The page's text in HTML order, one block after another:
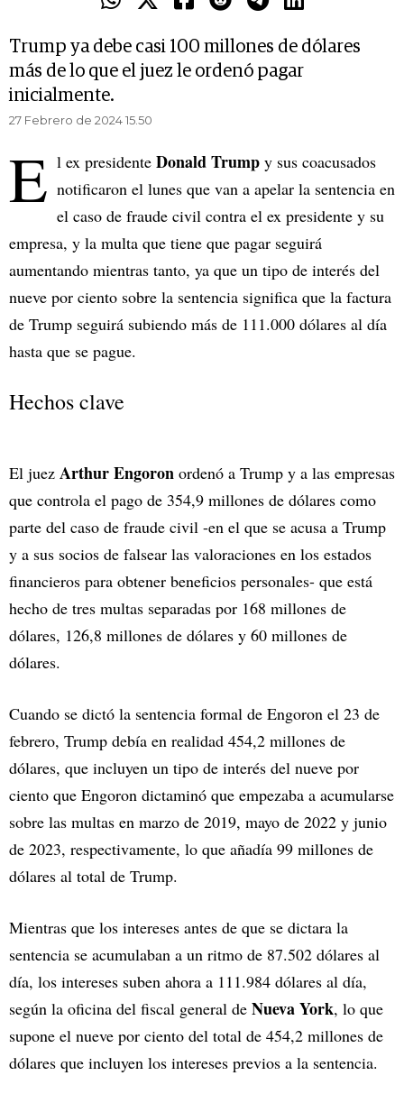
Trump ya debe casi 100 millones de dólares
más de lo que el juez le ordenó pagar
inicialmente.
27 Febrero de 2024 15.50
E l ex presidente Donald Trump y sus coacusados
notificaron el lunes que van a apelar la sentencia en
el caso de fraude civil contra el ex presidente y su
empresa, y la multa que tiene que pagar seguirá
aumentando mientras tanto, ya que un tipo de interés del
nueve por ciento sobre la sentencia significa que la factura
de Trump seguirá subiendo más de 111.000 dólares al día
hasta que se pague.
Hechos clave
El juez Arthur Engoron ordenó a Trump y a las empresas
que controla el pago de 354,9 millones de dólares como
parte del caso de fraude civil -en el que se acusa a Trump
y a sus socios de falsear las valoraciones en los estados
financieros para obtener beneficios personales- que está
hecho de tres multas separadas por 168 millones de
dólares, 126,8 millones de dólares y 60 millones de
dólares.
Cuando se dictó la sentencia formal de Engoron el 23 de
febrero, Trump debía en realidad 454,2 millones de
dólares, que incluyen un tipo de interés del nueve por
ciento que Engoron dictaminó que empezaba a acumularse
sobre las multas en marzo de 2019, mayo de 2022 y junio
de 2023, respectivamente, lo que añadía 99 millones de
dólares al total de Trump.
Mientras que los intereses antes de que se dictara la
sentencia se acumulaban a un ritmo de 87.502 dólares al
día, los intereses suben ahora a 111.984 dólares al día,
según la oficina del fiscal general de Nueva York, lo que
supone el nueve por ciento del total de 454,2 millones de
dólares que incluyen los intereses previos a la sentencia.